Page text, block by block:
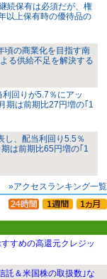
続保有は必須だが、権
以上保有時の優待品の
頃の商業化を目指す南
る供給不足を解決する
回りが5.7％にアッ
期は前期比27円増の｢1
し、配当利回り5.5％
は前期比65円増の｢1
»アクセスランキング一覧
すめの高還元クレジッ
託＆米国株の取扱数｣な